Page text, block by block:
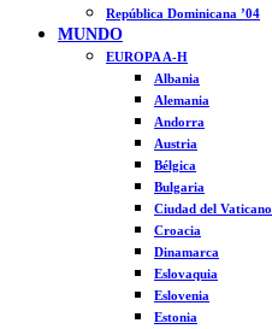
República Dominicana ’04
MUNDO
EUROPA A-H
Albania
Alemania
Andorra
Austria
Bélgica
Bulgaria
Ciudad del Vaticano
Croacia
Dinamarca
Eslovaquia
Eslovenia
Estonia